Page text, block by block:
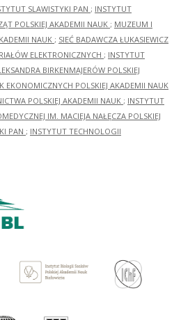
SLAWISTYKI PAN ; INSTYTUT
POLSKIEJ AKADEMII NAUK ; MUZEUM I
NAUK ; SIEĆ BADAWCZA ŁUKASIEWICZ
ELEKTRONICZNYCH ; INSTYTUT
BIRKENMAJERÓW POLSKIEJ
EKONOMICZNYCH POLSKIEJ AKADEMII NAUK
POLSKIEJ AKADEMII NAUK ; INSTYTUT
IM. MACIEJA NAŁĘCZA POLSKIEJ
PAN ; INSTYTUT TECHNOLOGII